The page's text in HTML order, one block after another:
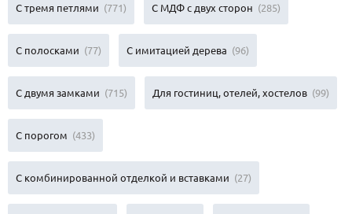
С тремя петлями (771) С МДФ с двух сторон (285)
С полосками (77) С имитацией дерева (96)
С двумя замками (715) Для гостиниц, отелей, хостелов (99)
С порогом (433)
С комбинированной отделкой и вставками (27)